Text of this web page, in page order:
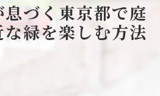
づく東京都で庭
緑を楽しむ方法